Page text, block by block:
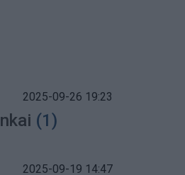
2025-09-26 19:23
(1)
2025-09-19 14:47